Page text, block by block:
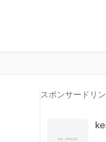
スポンサードリ